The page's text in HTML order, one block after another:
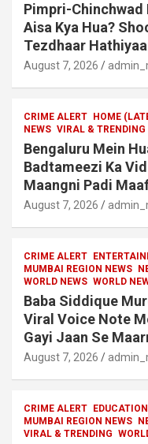
Pimpri-Chinchwad
Aisa Kya Hua?
Tezdhaar
August 7, 2026
CRIME ALERT HOME
NEWS VIRAL & TRENDING
Bengaluru Mein
Badtameezi Ka
Maangni Padi
August 7, 2026
CRIME ALERT
MUMBAI REGION NEWS
WORLD NEWS WORLD
Baba Siddique
Viral Voice Note
Gayi Jaan Se
August 7, 2026
CRIME ALERT
MUMBAI REGION NEWS
VIRAL & TRENDING